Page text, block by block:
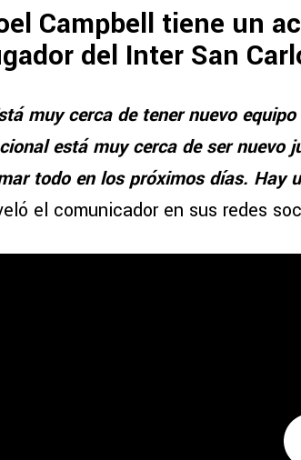
Campbell tiene un
del Inter San
muy cerca de tener nuevo
está muy cerca de ser nuevo
todo en los próximos días. Hay
el comunicador en sus redes